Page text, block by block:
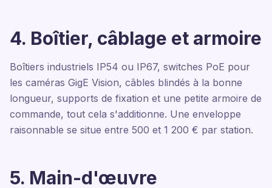
4. Boîtier, câblage et armoire
Boîtiers industriels IP54 ou IP67, switches PoE pour
les caméras GigE Vision, câbles blindés à la bonne
longueur, supports de fixation et une petite armoire de
commande, tout cela s'additionne. Une enveloppe
raisonnable se situe entre 500 et 1 200 € par station.
5. Main-d'œuvre